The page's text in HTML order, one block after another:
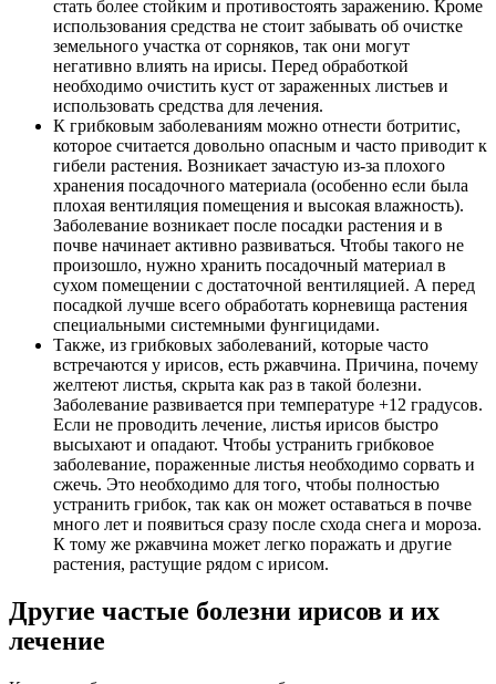
стать более стойким и противостоять заражению. Кроме
использования средства не стоит забывать об очистке
земельного участка от сорняков, так они могут
негативно влиять на ирисы. Перед обработкой
необходимо очистить куст от зараженных листьев и
использовать средства для лечения.
К грибковым заболеваниям можно отнести ботритис,
которое считается довольно опасным и часто приводит к
гибели растения. Возникает зачастую из-за плохого
хранения посадочного материала (особенно если была
плохая вентиляция помещения и высокая влажность).
Заболевание возникает после посадки растения и в
почве начинает активно развиваться. Чтобы такого не
произошло, нужно хранить посадочный материал в
сухом помещении с достаточной вентиляцией. А перед
посадкой лучше всего обработать корневища растения
специальными системными фунгицидами.
Также, из грибковых заболеваний, которые часто
встречаются у ирисов, есть ржавчина. Причина, почему
желтеют листья, скрыта как раз в такой болезни.
Заболевание развивается при температуре +12 градусов.
Если не проводить лечение, листья ирисов быстро
высыхают и опадают. Чтобы устранить грибковое
заболевание, пораженные листья необходимо сорвать и
сжечь. Это необходимо для того, чтобы полностью
устранить грибок, так как он может оставаться в почве
много лет и появиться сразу после схода снега и мороза.
К тому же ржавчина может легко поражать и другие
растения, растущие рядом с ирисом.
Другие частые болезни ирисов и их
лечение